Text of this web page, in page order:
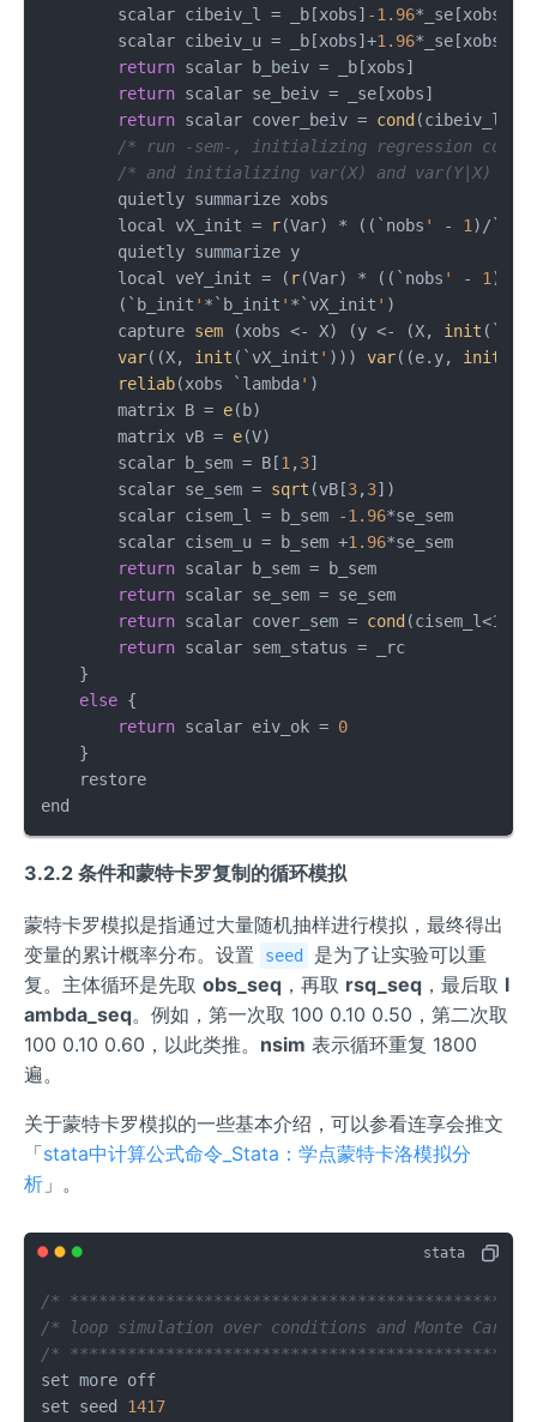
        scalar cibeiv_l = _b[xobs]
-1.96*_se[xobs]
        scalar cibeiv_u = _b[xobs]+
1.96*_se[xobs]
return scalar b_beiv = _b[xobs]
return scalar se_beiv = _se[xobs]
return scalar cover_beiv = cond (cibeiv_l<
/* run -sem-, initializing regression
/* and initializing var(X) and var(Y|X) to
        quietly summarize xobs
        local vX_init =
r(Var) * ((`nobs ' - 1 )/
        quietly summarize y
        local veY_init = (
r(Var) * ((`nobs ' - 1 )/
        (`b_init
' *`b_init ' *`vX_init ' )
        capture
sem (xobs <- X) (y <- (X, init
var((X, init (`vX_init ' ))) var((e.y, init
reliab(xobs `lambda' )
        matrix B =
e(b)
        matrix vB =
e(V)
        scalar b_sem = B[
1 , 3]
        scalar se_sem =
sqrt (vB[3, 3])
        scalar cisem_l = b_sem
-1.96*se_sem
        scalar cisem_u = b_sem +
1.96*se_sem
return scalar b_sem = b_sem
return scalar se_sem = se_sem
return scalar cover_sem = cond (cisem_l<1
return scalar sem_status = _rc
    }
else {
return scalar eiv_ok = 0
    }
    restore
end
3.2.2 条件和蒙特卡罗复制的循环模拟
蒙特卡罗模拟是指通过大量随机抽样进行模拟，最终得出
变量的累计概率分布。设置
seed
是为了让实验可以重
复。主体循环是先取 obs_seq ，再取 rsq_seq ，最后取 l
ambda_seq。例如，第一次取 100 0.10 0.50，第二次取
100 0.10 0.60，以此类推。 nsim 表示循环重复 1800
遍。
关于蒙特卡罗模拟的一些基本介绍，可以参看连享会推文
「stata中计算公式命令_Stata：学点蒙特卡洛模拟分
析 」。
/*
/* loop simulation over conditions and Monte
/*
set more off
set seed 1417